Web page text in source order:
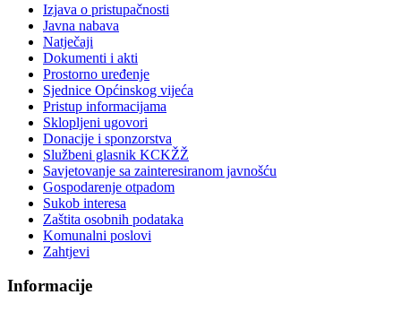
Izjava o pristupačnosti
Javna nabava
Natječaji
Dokumenti i akti
Prostorno uređenje
Sjednice Općinskog vijeća
Pristup informacijama
Sklopljeni ugovori
Donacije i sponzorstva
Službeni glasnik KCKŽŽ
Savjetovanje sa zainteresiranom javnošću
Gospodarenje otpadom
Sukob interesa
Zaštita osobnih podataka
Komunalni poslovi
Zahtjevi
Informacije